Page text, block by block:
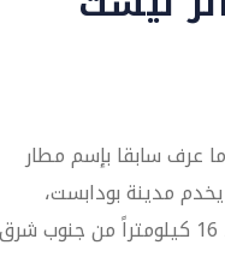
عرف سابقا بإسم مطار
مدينة بودابست،
عاصمة هنغاريا. ويقع المطار على بعد 16 كيلومتراً من جنوب شرق